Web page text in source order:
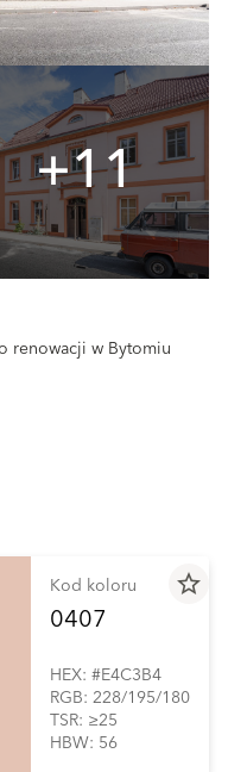
+11
renowacji w Bytomiu
star_border
Kod koloru
0407
HEX: #E4C3B4
RGB: 228/195/180
TSR: ≥25
HBW: 56